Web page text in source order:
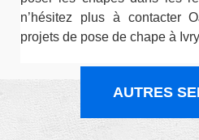
n’hésitez plus à contacter
projets de pose de chape à
AUTRES